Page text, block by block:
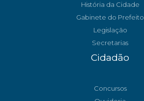
História da Cidade
Gabinete do Prefeito
Legislação
Secretarias
Cidadão
Concursos